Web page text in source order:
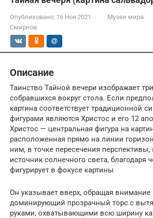
Опубликовано: 16 Ноя 2021 Музеи мира
Смирнов
Описание
Таинство Тайной вечери изображает
собравшихся вокруг стола. Если
картина соответствует традиционной
фигурами являются Христос и его 12
Христос — центральная фигура на
расположенная прямо на линии
ним, в точке пересечения перспективы,
источник солнечного света, благодаря
фигурирует в фокусе картины
Он указывает вверх, обращая внимание
доминирующий прозрачный торс с
руками, охватывающими всю ширину